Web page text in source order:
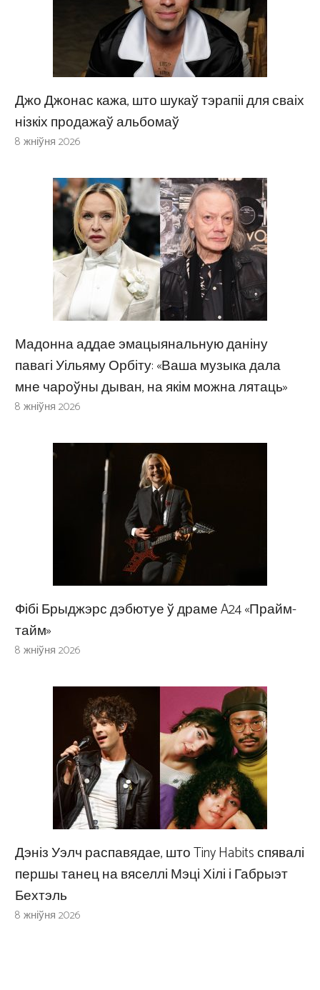
Джо Джонас кажа, што шукаў тэрапіі для сваіх
нізкіх продажаў альбомаў
8 жніўня 2026
Мадонна аддае эмацыянальную даніну
павагі Уільяму Орбіту: «Ваша музыка дала
мне чароўны дыван, на якім можна лятаць»
8 жніўня 2026
Фібі Брыджэрс дэбютуе ў драме A24 «Прайм-
тайм»
8 жніўня 2026
Дэніз Уэлч распавядае, што Tiny Habits спявалі
першы танец на вяселлі Мэці Хілі і Габрыэт
Бехтэль
8 жніўня 2026